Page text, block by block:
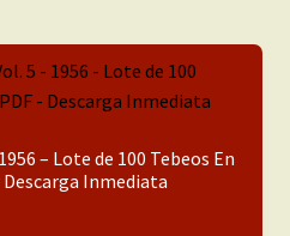
– Lote de 100 Tebeos En
Inmediata